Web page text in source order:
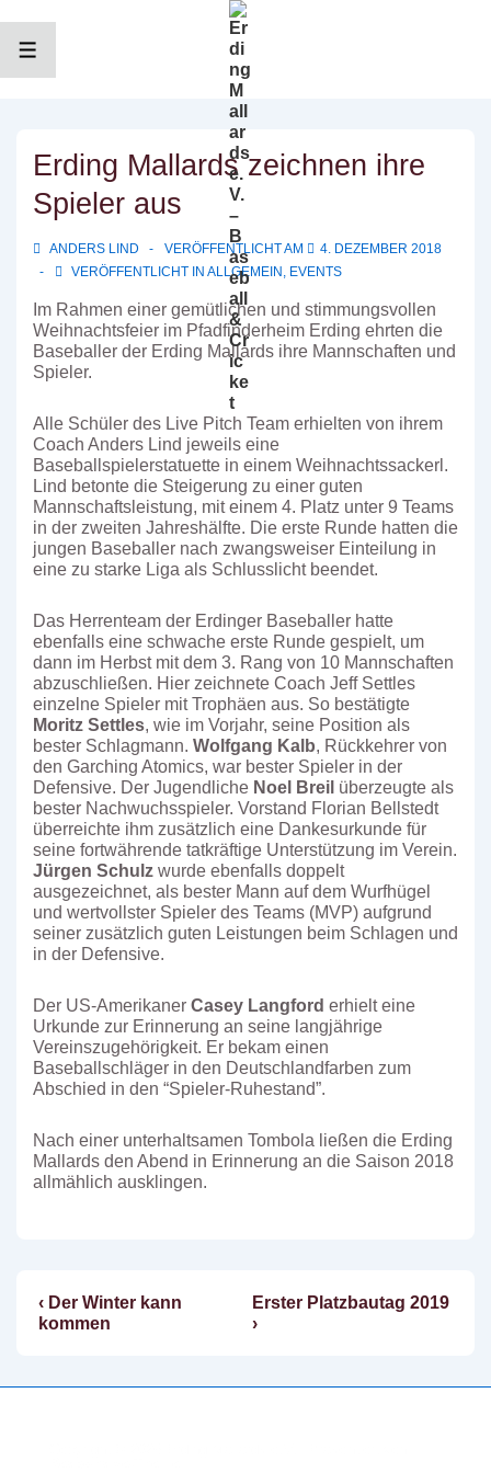
InhaltMENÜ
Erding Mallards zeichnen ihre
Spieler aus
ANDERS LIND VERÖFFENTLICHT AM
4. DEZEMBER 2018
VERÖFFENTLICHT IN ALLGEMEIN , EVENTS
Im Rahmen einer gemütlichen und stimmungsvollen
Weihnachtsfeier im Pfadfinderheim Erding ehrten die
Baseballer der Erding Mallards ihre Mannschaften und
Spieler.
Alle Schüler des Live Pitch Team erhielten von ihrem
Coach Anders Lind jeweils eine
Baseballspielerstatuette in einem Weihnachtssackerl.
Lind betonte die Steigerung zu einer guten
Mannschaftsleistung, mit einem 4. Platz unter 9 Teams
in der zweiten Jahreshälfte. Die erste Runde hatten die
jungen Baseballer nach zwangsweiser Einteilung in
eine zu starke Liga als Schlusslicht beendet.
Das Herrenteam der Erdinger Baseballer hatte
ebenfalls eine schwache erste Runde gespielt, um
dann im Herbst mit dem 3. Rang von 10 Mannschaften
abzuschließen. Hier zeichnete Coach Jeff Settles
einzelne Spieler mit Trophäen aus. So bestätigte
Moritz Settles, wie im Vorjahr, seine Position als
bester Schlagmann. Wolfgang Kalb, Rückkehrer von
den Garching Atomics, war bester Spieler in der
Defensive. Der Jugendliche Noel Breil überzeugte als
bester Nachwuchsspieler. Vorstand Florian Bellstedt
überreichte ihm zusätzlich eine Dankesurkunde für
seine fortwährende tatkräftige Unterstützung im Verein.
Jürgen Schulz wurde ebenfalls doppelt
ausgezeichnet, als bester Mann auf dem Wurfhügel
und wertvollster Spieler des Teams (MVP) aufgrund
seiner zusätzlich guten Leistungen beim Schlagen und
in der Defensive.
Der US-Amerikaner Casey Langford erhielt eine
Urkunde zur Erinnerung an seine langjährige
Vereinszugehörigkeit. Er bekam einen
Baseballschläger in den Deutschlandfarben zum
Abschied in den “Spieler-Ruhestand”.
Nach einer unterhaltsamen Tombola ließen die Erding
Mallards den Abend in Erinnerung an die Saison 2018
allmählich ausklingen.
Beitragsnavigation
Vorheriger
Beitrag
‹ Der Winter kann
kommen
Nächster
Beitrag
Erster Platzbautag 2019
›